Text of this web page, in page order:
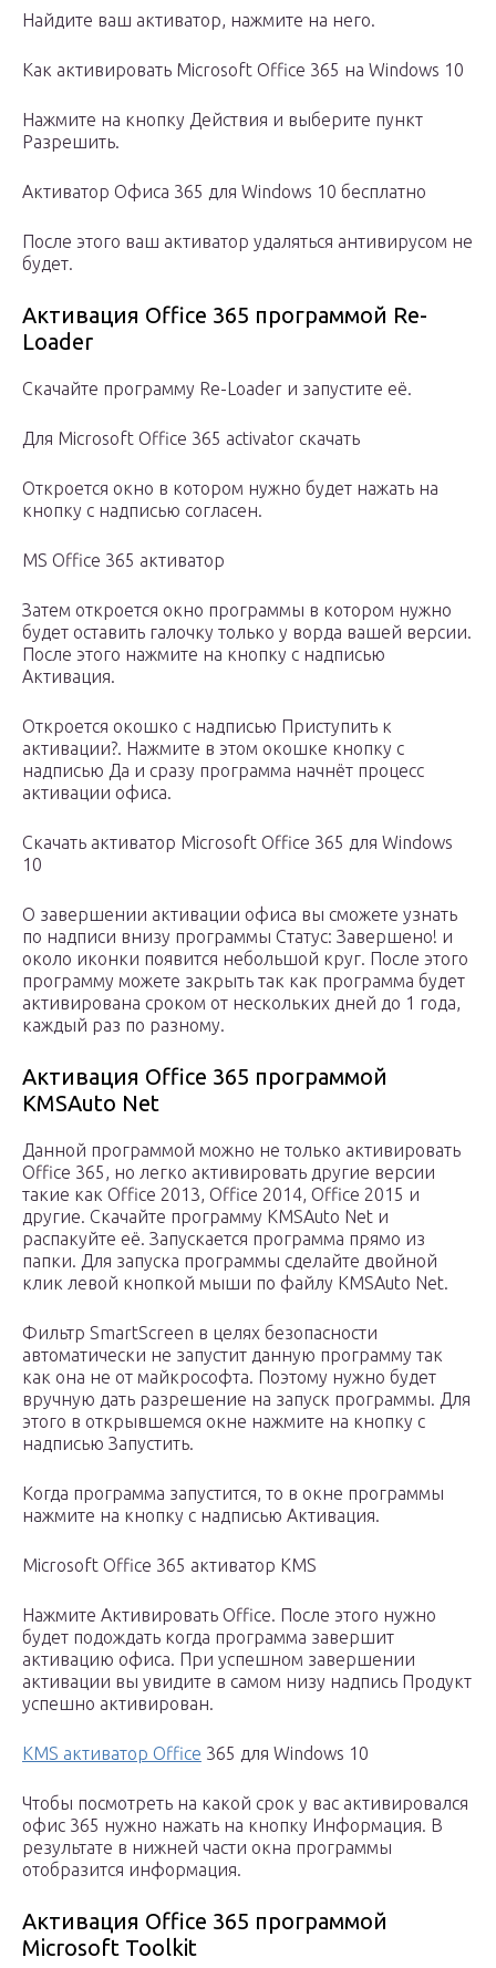
Найдите ваш активатор, нажмите на него.
Как активировать Microsoft Office 365 на Windows 10
Нажмите на кнопку Действия и выберите пункт
Разрешить.
Активатор Офиса 365 для Windows 10 бесплатно
После этого ваш активатор удаляться антивирусом не
будет.
Активация Office 365 программой Re-
Loader
Скачайте программу Re-Loader и запустите её.
Для Microsoft Office 365 activator скачать
Откроется окно в котором нужно будет нажать на
кнопку с надписью согласен.
MS Office 365 активатор
Затем откроется окно программы в котором нужно
будет оставить галочку только у ворда вашей версии.
После этого нажмите на кнопку с надписью
Активация.
Откроется окошко с надписью Приступить к
активации?. Нажмите в этом окошке кнопку с
надписью Да и сразу программа начнёт процесс
активации офиса.
Скачать активатор Microsoft Office 365 для Windows
10
О завершении активации офиса вы сможете узнать
по надписи внизу программы Статус: Завершено! и
около иконки появится небольшой круг. После этого
программу можете закрыть так как программа будет
активирована сроком от нескольких дней до 1 года,
каждый раз по разному.
Активация Office 365 программой
KMSAuto Net
Данной программой можно не только активировать
Office 365, но легко активировать другие версии
такие как Office 2013, Office 2014, Office 2015 и
другие. Скачайте программу KMSAuto Net и
распакуйте её. Запускается программа прямо из
папки. Для запуска программы сделайте двойной
клик левой кнопкой мыши по файлу KMSAuto Net.
Фильтр SmartScreen в целях безопасности
автоматически не запустит данную программу так
как она не от майкрософта. Поэтому нужно будет
вручную дать разрешение на запуск программы. Для
этого в открывшемся окне нажмите на кнопку с
надписью Запустить.
Когда программа запустится, то в окне программы
нажмите на кнопку с надписью Активация.
Microsoft Office 365 активатор KMS
Нажмите Активировать Office. После этого нужно
будет подождать когда программа завершит
активацию офиса. При успешном завершении
активации вы увидите в самом низу надпись Продукт
успешно активирован.
KMS активатор Office 365 для Windows 10
Чтобы посмотреть на какой срок у вас активировался
офис 365 нужно нажать на кнопку Информация. В
результате в нижней части окна программы
отобразится информация.
Активация Office 365 программой
Microsoft Toolkit